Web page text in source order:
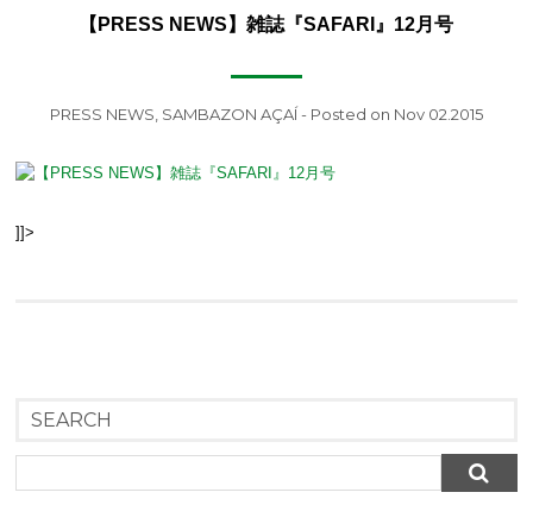
【PRESS NEWS】雑誌『SAFARI』12月号
PRESS NEWS SAMBAZON AÇAÍ- Posted on Nov 02.2015
]]>
SEARCH